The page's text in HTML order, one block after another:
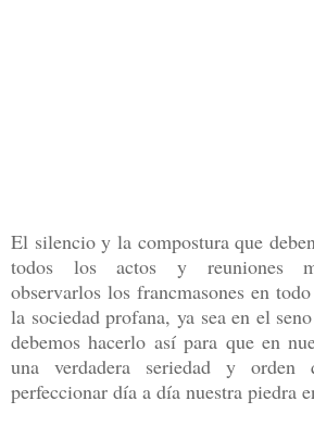
El silencio y la compostura que
todos los actos y reuniones
observarlos los francmasones en
la sociedadprofana, ya sea en el
debemos hacerlo así para que en
una verdadera seriedad y orden
perfeccionar día a día nuestra piedra